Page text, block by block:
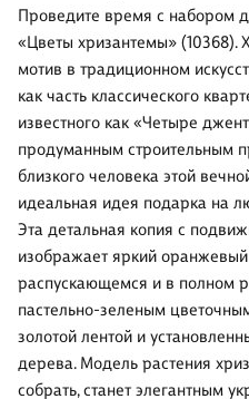
Проведите время с набором
«Цветы хризантемы»
мотив в традиционном
как часть классического
известного как «Четыре
продуманным строительным
близкого человека этой
идеальная идея подарка на
Эта детальная копия с
изображает яркий оранжевый
распускающемся и в полном
пастельно-зеленым
золотой лентой и
дерева. Модель растения
собрать, станет элегантным